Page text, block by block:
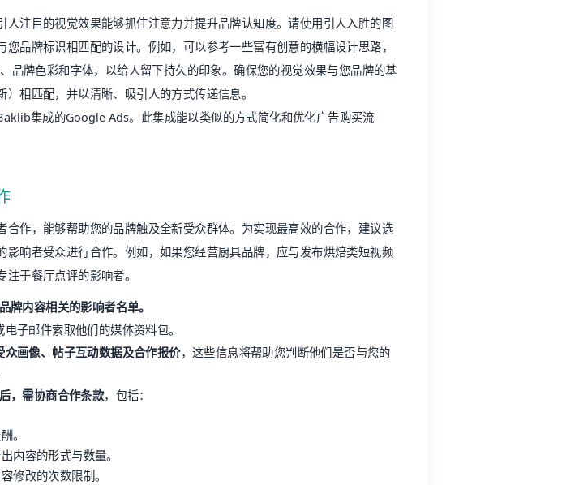
人注目的视觉效果能够抓住注意力并提升品牌认知度。请使用引人入胜的图
您品牌标识相匹配的设计。例如，可以参考一些富有创意的横幅设计思路，
品牌色彩和字体，以给人留下持久的印象。确保您的视觉效果与您品牌的基
）相匹配，并以清晰、吸引人的方式传递信息。
集成的Google Ads。此集成能以类似的方式简化和优化广告购买流
合作，能够帮助您的品牌触及全新受众群体。为实现最高效的合作，建议选
影响者受众进行合作。例如，如果您经营厨具品牌，应与发布烘焙类短视频
于餐厅点评的影响者。
牌内容相关的影响者名单。
子邮件索取他们的媒体资料包。
众画像、帖子互动数据及合作报价，这些信息将帮助您判断他们是否与您的
，需协商合作条款，包括：
。
内容的形式与数量。
修改的次数限制。